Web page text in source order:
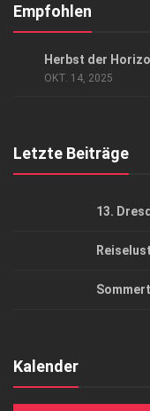
Kontakt, Impressum
Empfohlen
Herbst der
OKT. 14, 2025
Letzte Beiträge
13.
Kalender